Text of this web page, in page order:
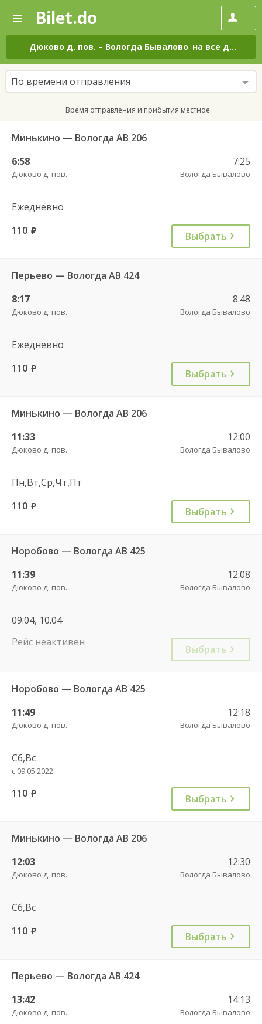
—
Поиск
и
покупка
билетов
на
автобус
онлайн
Bilet.do
Дюково д. пов. – Вологда Бывалово на все дни
По времени отправления
Время отправления и прибытия местное
Минькино — Вологда АВ 206
6:58
Дюково д. пов.
7:25
Вологда Бывалово
Ежедневно
110 руб. Выбрать
Перьево — Вологда АВ 424
8:17
Дюково д. пов.
8:48
Вологда Бывалово
Ежедневно
110 руб. Выбрать
Минькино — Вологда АВ 206
11:33
Дюково д. пов.
12:00
Вологда Бывалово
Пн,Вт,Ср,Чт,Пт
110 руб. Выбрать
Норобово — Вологда АВ 425
11:39
Дюково д. пов.
12:08
Вологда Бывалово
09.04, 10.04
Рейс неактивен
Выбрать
Норобово — Вологда АВ 425
11:49
Дюково д. пов.
12:18
Вологда Бывалово
Сб,Вс
с 09.05.2022
110 руб. Выбрать
Минькино — Вологда АВ 206
12:03
Дюково д. пов.
12:30
Вологда Бывалово
Сб,Вс
110 руб. Выбрать
Перьево — Вологда АВ 424
13:42
Дюково д. пов.
14:13
Вологда Бывалово